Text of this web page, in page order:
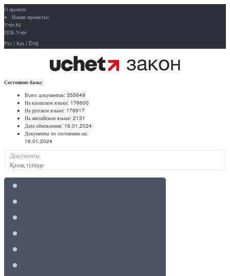
О проекте
Наши проекты:
Учёт.kz
ПОБ.Учёт
Рус | Қаз | Eng
Состояние базы:
Всего документов: 355649
На казахском языке: 176600
На русском языке: 176917
На английском языке: 2131
Дата обновления: 16.01.2024
Документы по состоянию на:
16.01.2024
Документы
Қазақ тілінде